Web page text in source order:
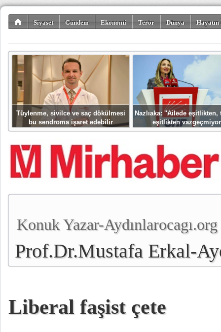
Siyaset Gündem Ekonomi Terör Dünya
Tüylenme, sivilce ve saç dökülmesi
bu sendroma işaret edebilir
Nazlıaka: ''Ailede eşitlikten,
eşitlikten
Konuk Yazar-Aydınlarocagı.org
Prof.Dr.Mustafa Erkal-
Liberal faşist çete